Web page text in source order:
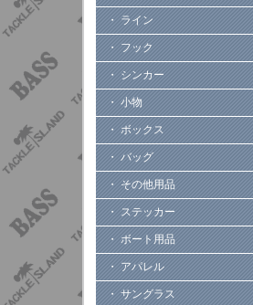
・ ライン
・ フック
・ シンカー
・ 小物
・ ボックス
・ バッグ
・ その他用品
・ ステッカー
・ ボート用品
・ アパレル
・ サングラス